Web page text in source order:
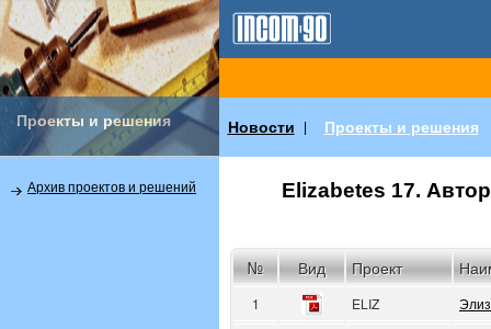
Проекты и решения Новости Проекты и решения
Архив проектов и решений Elizabetes 17.
№ Вид Проект
1 ELIZ